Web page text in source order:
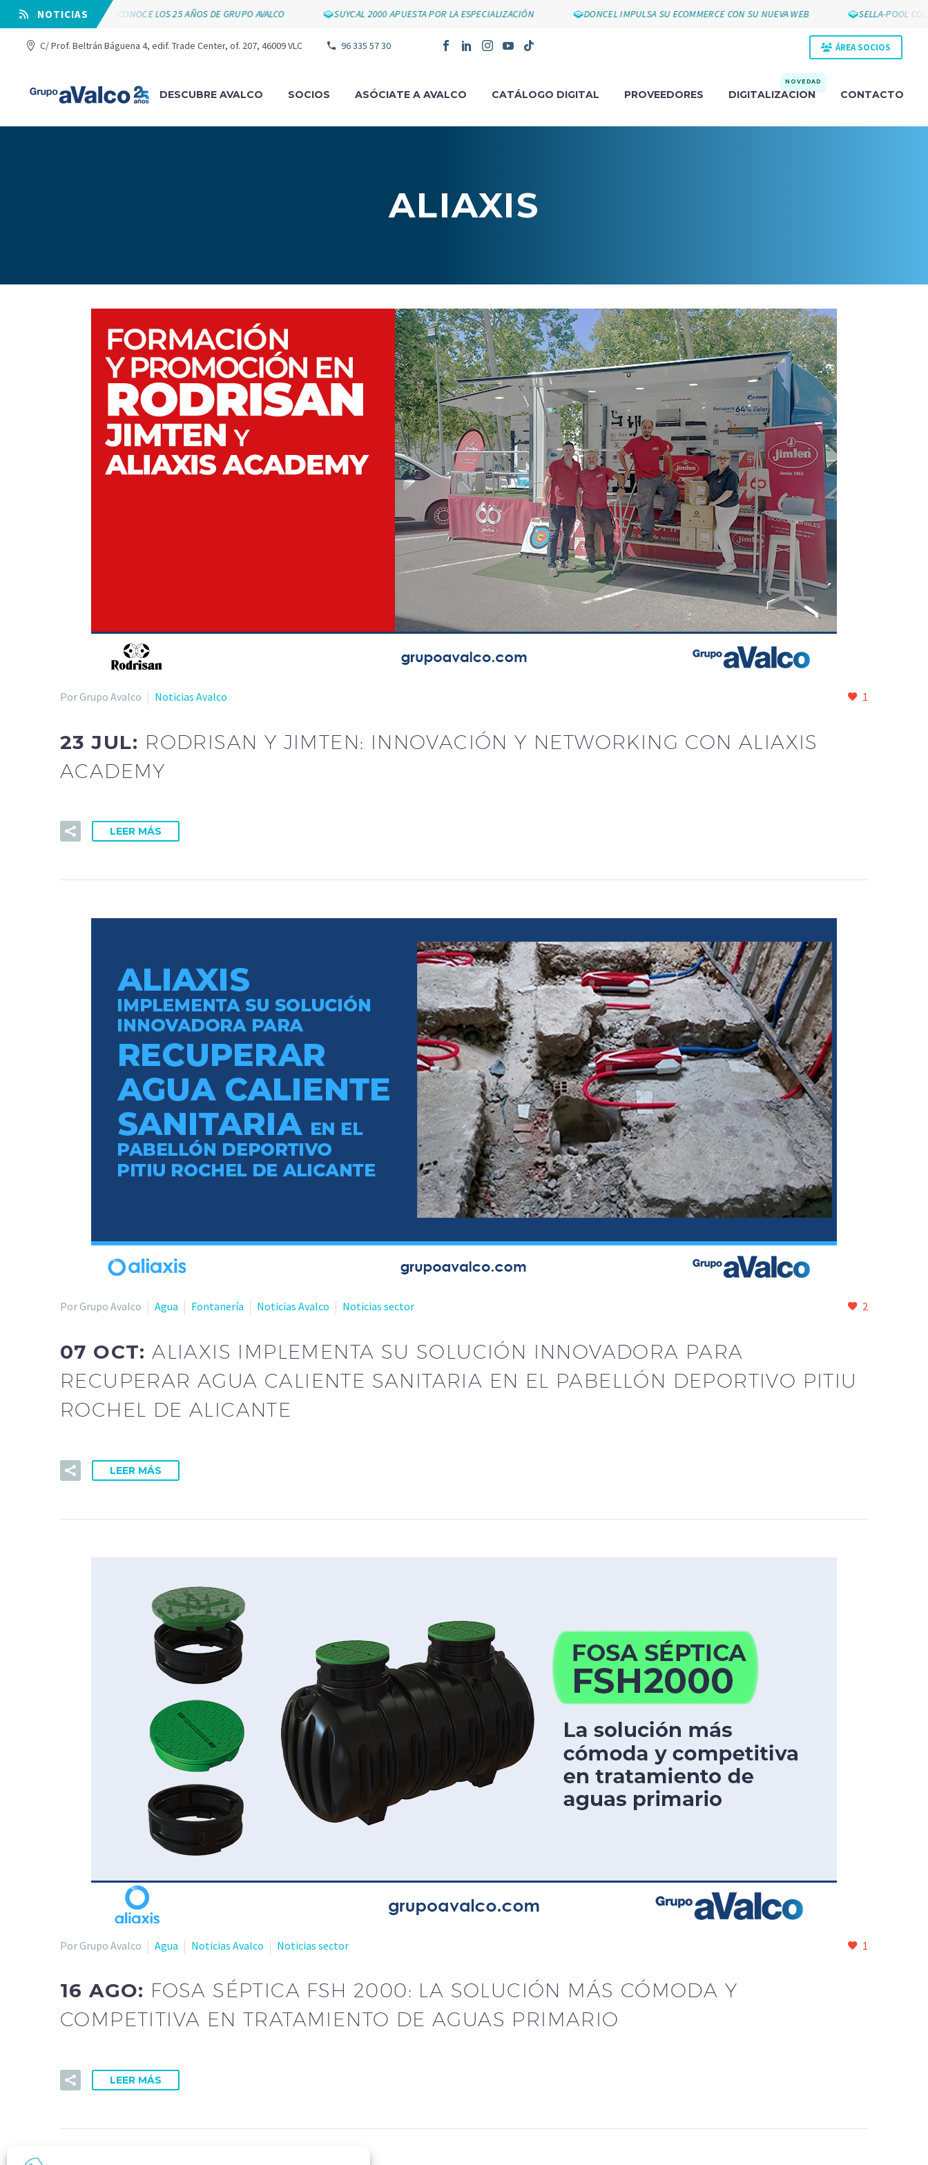
⠀NOTICIAS
VÁLVULAS ARCO RECONOCE LOS 25 AÑOS DE GRUPO AVALCO SUYCAL 2000 APUESTA POR LA ESPECIALIZACIÓN DONCEL IMPULSA SU ECOMMERCE CON SU NUEVA WEB SELLA-POOL
C/ Prof. Beltrán Báguena 4, edif. Trade Center, of. 207, 46009 VLC 96 335 57 30 ÁREA SOCIOS
DESCUBRE AVALCO SOCIOS ASÓCIATE A AVALCO CATÁLOGO DIGITAL PROVEEDORES DIGITALIZACIÓN
NOVEDAD
CONTACTO
ALIAXIS
1
Por Grupo Avalco Noticias Avalco
23 JUL: RODRISAN Y JIMTEN: INNOVACIÓN Y NETWORKING CON ALIAXIS
ACADEMY
LEER MÁS
2
Por Grupo Avalco Agua Fontanería Noticias Avalco Noticias sector
07 OCT:ALIAXIS IMPLEMENTA SU SOLUCIÓN INNOVADORA PARA
RECUPERAR AGUA CALIENTE SANITARIA EN EL PABELLÓN DEPORTIVO PITIU
ROCHEL DE ALICANTE
LEER MÁS
1
Por Grupo Avalco Agua Noticias Avalco Noticias sector
16 AGO: FOSA SÉPTICA FSH 2000: LA SOLUCIÓN MÁS CÓMODA Y
COMPETITIVA EN TRATAMIENTO DE AGUAS PRIMARIO
LEER MÁS